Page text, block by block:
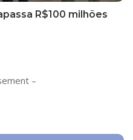
R$100 milhões
–